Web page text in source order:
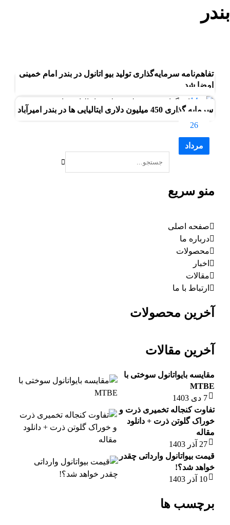
بندر
تفاهم‌نامه سرمایه‌گذاری تولید بیو اتانول در بندر امام خمينی
امضا شد
14
شهریور
سرمایه گذاری 450 میلیون دلاری ایتالیایی ها در بندر امیرآباد
26
مرداد
منو سریع
صفحه اصلی
درباره ما
محصولات
اخبار
مقالات
ارتباط با ما
آخرین محصولات
آخرین مقالات
مقایسه بایواتانول سوختی با
MTBE
7 دی 1403
تفاوت کنجاله تخمیری ذرت و
خوراک گلوتن ذرت + دانلود
مقاله
27 آذر 1403
قیمت بیواتانول وارداتی چقدر
خواهد شد؟!
10 آذر 1403
برچسب ها